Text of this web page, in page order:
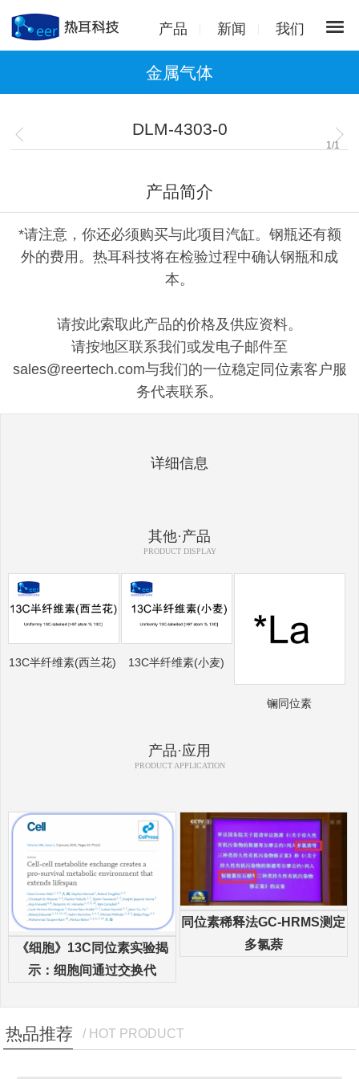
产品 新闻 我们
金属气体
DLM-4303-0
1 /1
产品简介
*请注意，你还必须购买与此项目汽缸。钢瓶还有额
外的费用。热耳科技将在检验过程中确认钢瓶和成
本。
请按此索取此产品的价格及供应资料。
请按地区联系我们或发电子邮件至
sales@reertech.com与我们的一位稳定同位素客户服
务代表联系。
详细信息
其他·产品
PRODUCT DISPLAY
13C半纤维素(西兰花) 13C半纤维素(小麦)
镧同位素
产品·应用
PRODUCT APPLICATION
《细胞》13C同位素实验揭
示：细胞间通过交换代
同位素稀释法GC-HRMS测定
多氯萘
热品推荐 / HOT PRODUCT